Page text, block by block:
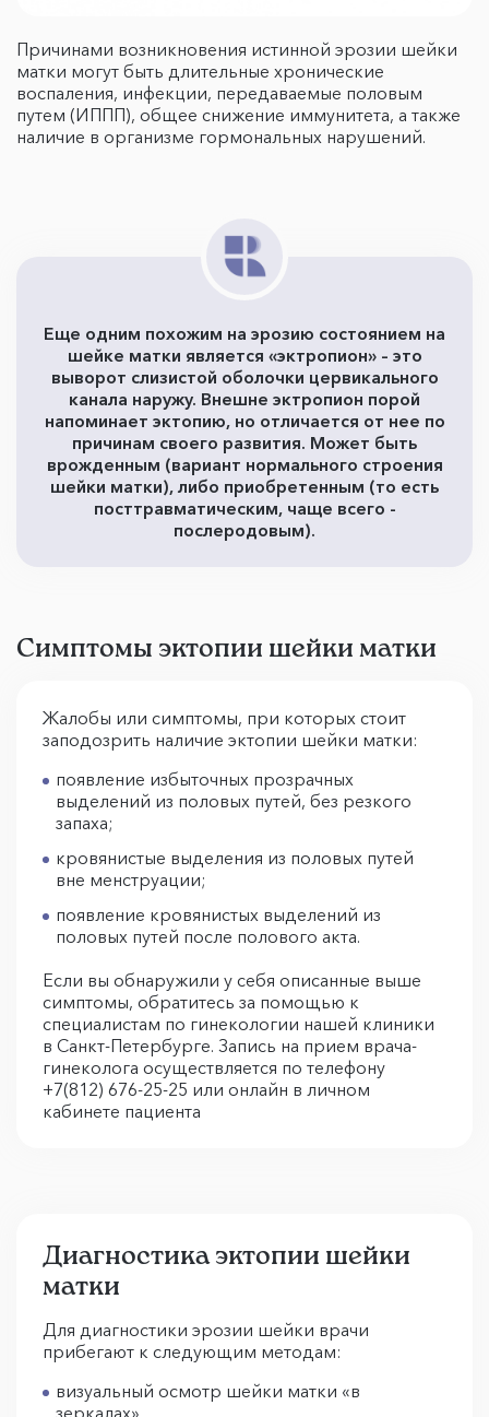
Причинами возникновения истинной эрозии шейки
матки могут быть длительные хронические
воспаления, инфекции, передаваемые половым
путем (ИППП), общее снижение иммунитета, а также
наличие в организме гормональных нарушений.
Еще одним похожим на эрозию состоянием на
шейке матки является «эктропион» – это
выворот слизистой оболочки цервикального
канала наружу. Внешне эктропион порой
напоминает эктопию, но отличается от нее по
причинам своего развития. Может быть
врожденным (вариант нормального строения
шейки матки), либо приобретенным (то есть
посттравматическим, чаще всего -
послеродовым).
Симптомы эктопии шейки матки
Жалобы или симптомы, при которых стоит
заподозрить наличие эктопии шейки матки:
появление избыточных прозрачных
выделений из половых путей, без резкого
запаха;
кровянистые выделения из половых путей
вне менструации;
появление кровянистых выделений из
половых путей после полового акта.
Если вы обнаружили у себя описанные выше
симптомы, обратитесь за помощью к
специалистам по гинекологии нашей клиники
в Санкт-Петербурге. Запись на прием врача-
гинеколога осуществляется по телефону
+7(812) 676-25-25 или онлайн в личном
кабинете пациента
Диагностика эктопии шейки
матки
Для диагностики эрозии шейки врачи
прибегают к следующим методам:
визуальный осмотр шейки матки «в